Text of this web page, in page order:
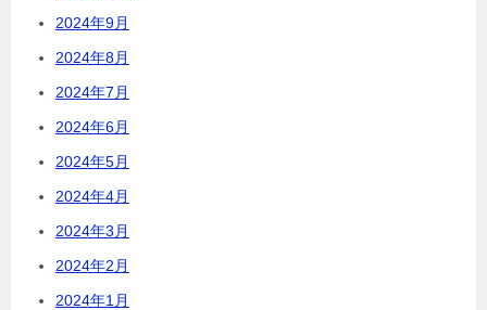
2024年9月
2024年8月
2024年7月
2024年6月
2024年5月
2024年4月
2024年3月
2024年2月
2024年1月